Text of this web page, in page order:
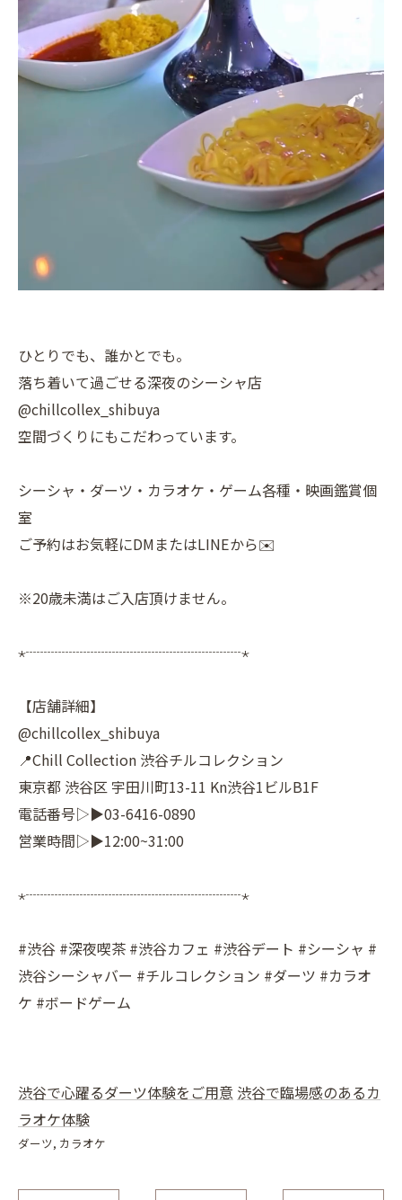
ひとりでも、誰かとでも。
落ち着いて過ごせる深夜のシーシャ店
@chillcollex_shibuya
空間づくりにもこだわっています。
シーシャ・ダーツ・カラオケ・ゲーム各種・映画鑑賞個
室
ご予約はお気軽にDMまたはLINEから✉️
※20歳未満はご入店頂けません。
⋆┈┈┈┈┈┈┈┈┈┈┈┈┈┈┈⋆
【店舗詳細】
@chillcollex_shibuya
📍Chill Collection 渋谷チルコレクション
東京都 渋谷区 宇田川町13-11 Kn渋谷1ビルB1F
電話番号▷▶03-6416-0890
営業時間▷▶12:00~31:00
⋆┈┈┈┈┈┈┈┈┈┈┈┈┈┈┈⋆
#渋谷 #深夜喫茶 #渋谷カフェ #渋谷デート #シーシャ #
渋谷シーシャバー #チルコレクション #ダーツ #カラオ
ケ #ボードゲーム
渋谷で心躍るダーツ体験をご用意 渋谷で臨場感のあるカ
ラオケ体験
ダーツ カラオケ